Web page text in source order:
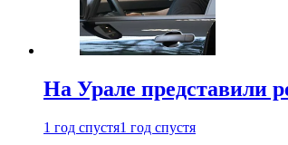
На Урале представили
1 год спустя1 год спустя